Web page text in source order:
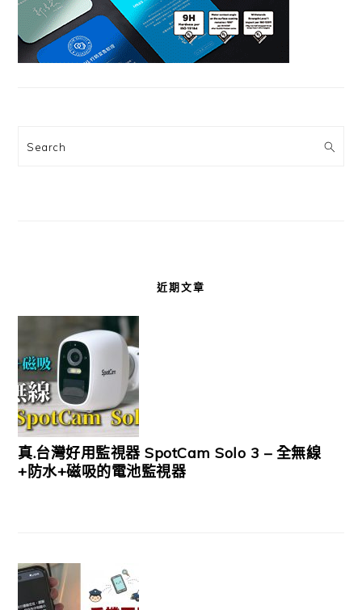
Search
近期文章
真.台灣好用監視器 SpotCam Solo 3 – 全無線
+防水+磁吸的電池監視器